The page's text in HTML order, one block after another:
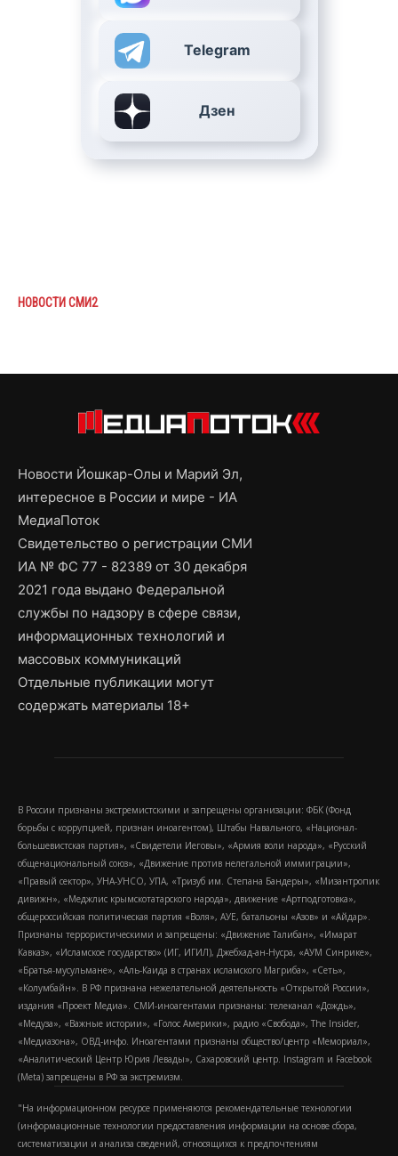
Telegram
Дзен
НОВОСТИ СМИ2
Новости Йошкар-Олы и Марий Эл,
интересное в России и мире - ИА
МедиаПоток
Свидетельство о регистрации СМИ
ИА № ФС 77 - 82389 от 30 декабря
2021 года выдано Федеральной
службы по надзору в сфере связи,
информационных технологий и
массовых коммуникаций
Отдельные публикации могут
содержать материалы 18+
В России признаны экстремистскими и запрещены организации: ФБК (Фонд
борьбы с коррупцией, признан иноагентом), Штабы Навального, «Национал-
большевистская партия», «Свидетели Иеговы», «Армия воли народа», «Русский
общенациональный союз», «Движение против нелегальной иммиграции»,
«Правый сектор», УНА-УНСО, УПА, «Тризуб им. Степана Бандеры», «Мизантропик
дивижн», «Меджлис крымскотатарского народа», движение «Артподготовка»,
общероссийская политическая партия «Воля», АУЕ, батальоны «Азов» и «Айдар».
Признаны террористическими и запрещены: «Движение Талибан», «Имарат
Кавказ», «Исламское государство» (ИГ, ИГИЛ), Джебхад-ан-Нусра, «АУМ Синрике»,
«Братья-мусульмане», «Аль-Каида в странах исламского Магриба», «Сеть»,
«Колумбайн». В РФ признана нежелательной деятельность «Открытой России»,
издания «Проект Медиа». СМИ-иноагентами признаны: телеканал «Дождь»,
«Медуза», «Важные истории», «Голос Америки», радио «Свобода», The Insider,
«Медиазона», ОВД-инфо. Иноагентами признаны общество/центр «Мемориал»,
«Аналитический Центр Юрия Левады», Сахаровский центр. Instagram и Facebook
(Metа) запрещены в РФ за экстремизм.
"На информационном ресурсе применяются рекомендательные технологии
(информационные технологии предоставления информации на основе сбора,
систематизации и анализа сведений, относящихся к предпочтениям